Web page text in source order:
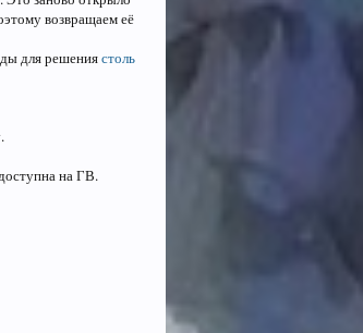
возвращаем её
для решениястоль
на ГВ.